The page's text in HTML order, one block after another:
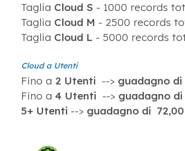
Taglia Cloud S - 1000 records
Taglia Cloud M - 2500 records
Taglia Cloud L - 5000 records
Cloud a Utenti
Fino a 2 Utenti --> guadagno
Fino a 4 Utenti --> guadagno di
5+ Utenti --> guadagno di